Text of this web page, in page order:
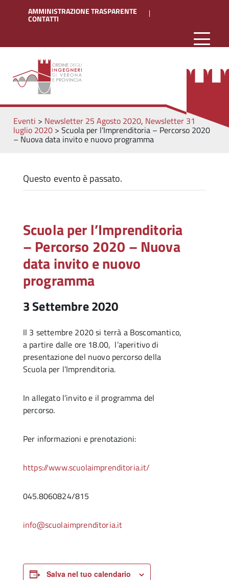
AMMINISTRAZIONE TRASPARENTE
CONTATTI
Eventi > Newsletter 25 Agosto 2020, Newsletter 31
luglio 2020> Scuola per l’Imprenditoria – Percorso 2020
– Nuova data invito e nuovo programma
Questo evento è passato.
Scuola per l’Imprenditoria
– Percorso 2020 – Nuova
data invito e nuovo
programma
3 Settembre 2020
Il 3 settembre 2020 si terrà a Boscomantico,
a partire dalle ore 18.00, l’aperitivo di
presentazione del nuovo percorso della
Scuola per l’Imprenditoria.
In allegato l’invito e il programma del
percorso.
Per informazioni e prenotazioni:
https://www.scuolaimprenditoria.it/
045.8060824/815
info@scuolaimprenditoria.it
Salva nel tuo calendario